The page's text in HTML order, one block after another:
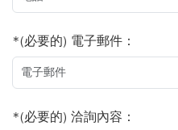
*(必要的) 電子郵件：
*(必要的) 洽詢內容：